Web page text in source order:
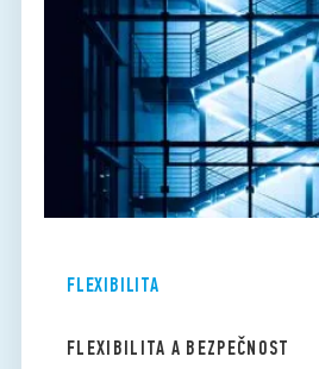
FLEXIBILITA
FLEXIBILITA A BEZPEČNOST